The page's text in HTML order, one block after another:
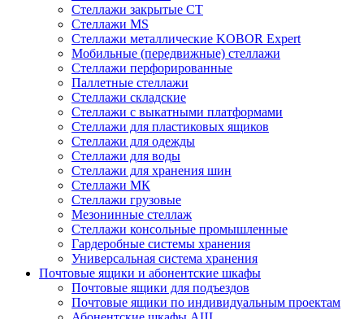
Стеллажи закрытые СТ
Стеллажи MS
Стеллажи металлические KOBOR Expert
Мобильные (передвижные) стеллажи
Стеллажи перфорированные
Паллетные стеллажи
Стеллажи складские
Стеллажи с выкатными платформами
Стеллажи для пластиковых ящиков
Стеллажи для одежды
Стеллажи для воды
Стеллажи для хранения шин
Стеллажи МК
Стеллажи грузовые
Мезонинные стеллаж
Стеллажи консольные промышленные
Гардеробные системы хранения
Универсальная система хранения
Почтовые ящики и абонентские шкафы
Почтовые ящики для подъездов
Почтовые ящики по индивидуальным проектам